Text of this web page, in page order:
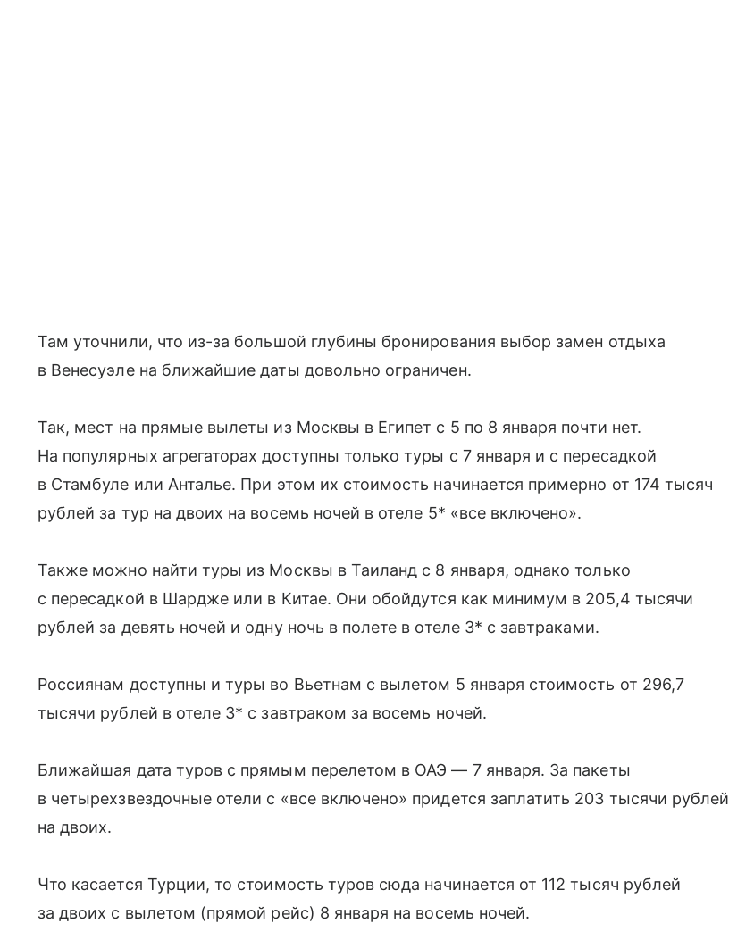
Там уточнили, что из-за большой глубины бронирования выбор замен отдыха
в Венесуэле на ближайшие даты довольно ограничен.
Так, мест на прямые вылеты из Москвы в Египет с 5 по 8 января почти нет.
На популярных агрегаторах доступны только туры с 7 января и с пересадкой
в Стамбуле или Анталье. При этом их стоимость начинается примерно от 174 тысяч
рублей за тур на двоих на восемь ночей в отеле 5* «все включено».
Также можно найти туры из Москвы в Таиланд с 8 января, однако только
с пересадкой в Шардже или в Китае. Они обойдутся как минимум в 205,4 тысячи
рублей за девять ночей и одну ночь в полете в отеле 3* с завтраками.
Россиянам доступны и туры во Вьетнам с вылетом 5 января стоимость от 296,7
тысячи рублей в отеле 3* с завтраком за восемь ночей.
Ближайшая дата туров с прямым перелетом в ОАЭ — 7 января. За пакеты
в четырехзвездочные отели с «все включено» придется заплатить 203 тысячи рублей
на двоих.
Что касается Турции, то стоимость туров сюда начинается от 112 тысяч рублей
за двоих с вылетом (прямой рейс) 8 января на восемь ночей.